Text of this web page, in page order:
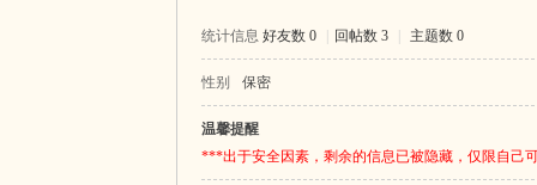
统计信息 好友数 0 回帖数 3 主题数 0
性别 保密
温馨提醒
***出于安全因素，剩余的信息已被隐藏，仅限自己